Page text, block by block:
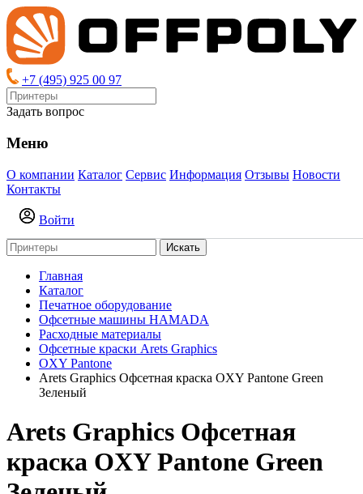
+7 (495) 925 00 97
Задать вопрос
Меню
О компании Каталог Сервис Информация Отзывы Новости
Контакты
Войти
Искать
Главная
Каталог
Печатное оборудование
Офсетные машины HAMADA
Расходные материалы
Офсетные краски Arets Graphics
OXY Pantone
Arets Graphics Офсетная краска OXY Pantone Green
Зеленый
Arets Graphics Офсетная
краска OXY Pantone Green